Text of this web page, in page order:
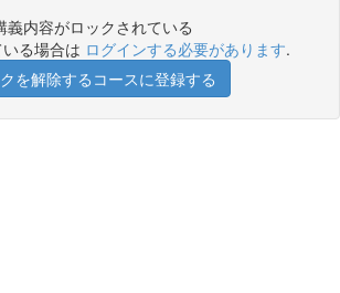
義内容がロックされている
る場合は ログインする必要があります.
を解除するコースに登録する